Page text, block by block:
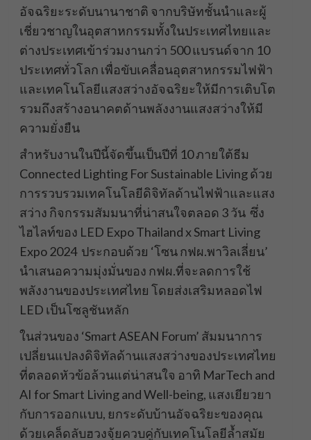
อัจฉริยะระดับนานาชาติ จากบริษัทชั้นนำและผู้
เชี่ยวชาญในอุตสาหกรรมทั้งในประเทศไทยและ
ต่างประเทศเข้าร่วมงานกว่า 500 แบรนด์จาก 10
ประเทศทั่วโลก เพื่อขับเคลื่อนอุตสาหกรรมไฟฟ้า
และเทคโนโลยีแสงสว่างอัจฉริยะให้มีการเติบโต
รวมถึงสร้างอนาคตด้านพลังงานแสงสว่างให้มี
ความยั่งยืน
สำหรับงานในปีนี้จัดขึ้นเป็นปีที่ 10 ภายใต้ธีม
Connected Lighting For Sustainable Living ด้วย
การรวบรวมเทคโนโลยีดิจิทัลด้านไฟฟ้าและแสง
สว่าง กิจกรรมสัมมนาที่น่าสนใจตลอด 3 วัน ซึ่ง
ไฮไลท์ของ LED Expo Thailand x Smart Living
Expo 2024 ประกอบด้วย ‘โซน กฟผ.พาวิลเลี่ยน’
นำเสนอความมุ่งมั่นของ กฟผ.ที่จะลดการใช้
พลังงานของประเทศไทย โดยส่งเสริมหลอดไฟ
LED เป็นโซลูชันหลัก
ในส่วนของ ‘Smart ASEAN Forum’ สัมมนาการ
เปลี่ยนแปลงดิจิทัลด้านแสงสว่างของประเทศไทย
ที่ตลอดหัวข้อล้วนแต่น่าสนใจ อาทิ MarTech and
AI for Smart Living and Well-being, แสงเยียวยา
กับการออกแบบ, ยกระดับบ้านอัจฉริยะของคุณ
ด้วยเคล็ดลับฮวงจุ้ยควบคู่กับเทคโนโลยีล้ำสมัย